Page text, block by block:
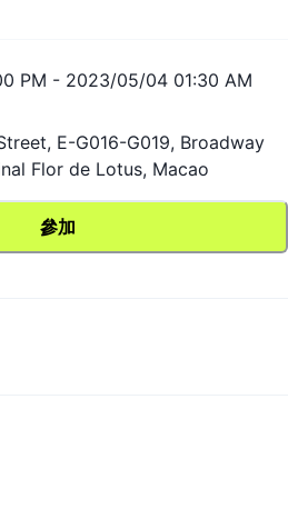
PM - 2023/05/04 01:30 AM
E-G016-G019, Broadway
Flor de Lotus, Macao
參加